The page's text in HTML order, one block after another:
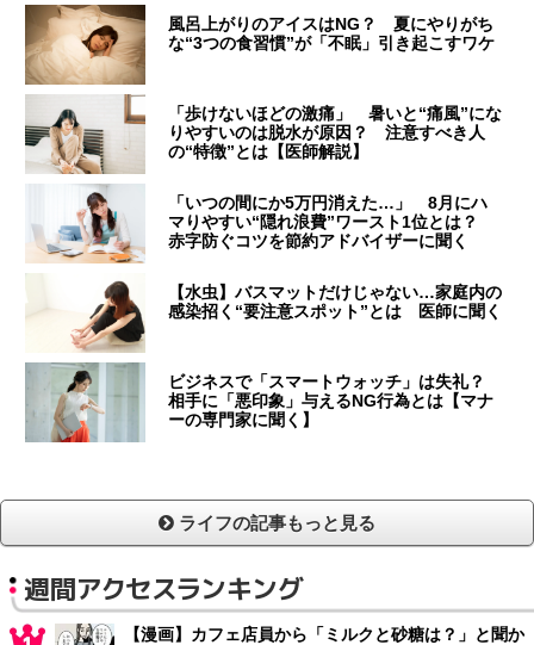
風呂上がりのアイスはNG？ 夏にやりがち
な“3つの食習慣”が「不眠」引き起こすワケ
「歩けないほどの激痛」 暑いと“痛風”にな
りやすいのは脱水が原因？ 注意すべき人
の“特徴”とは【医師解説】
「いつの間にか5万円消えた…」 8月にハ
マりやすい“隠れ浪費”ワースト1位とは？
赤字防ぐコツを節約アドバイザーに聞く
【水虫】バスマットだけじゃない…家庭内の
感染招く“要注意スポット”とは 医師に聞く
ビジネスで「スマートウォッチ」は失礼？
相手に「悪印象」与えるNG行為とは【マナ
ーの専門家に聞く】
ライフの記事もっと見る
週間アクセスランキング
【漫画】カフェ店員から「ミルクと砂糖は？」と聞か